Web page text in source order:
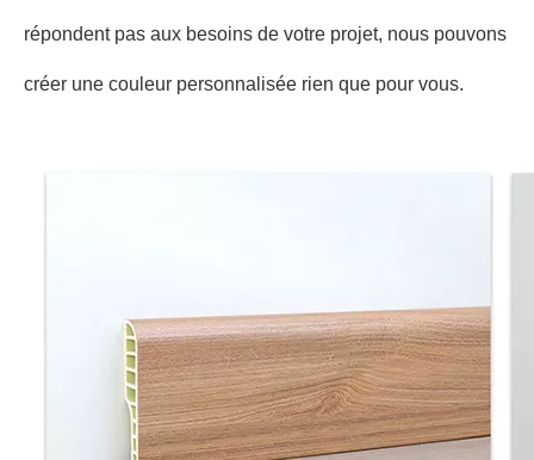
répondent pas aux besoins de votre projet, nous pouvons
créer une couleur personnalisée rien que pour vous.